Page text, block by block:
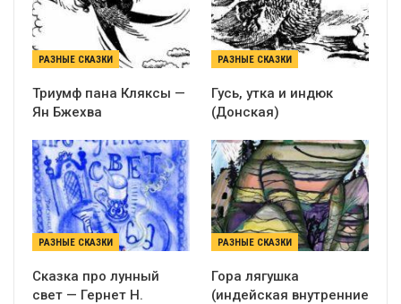
РАЗНЫЕ СКАЗКИ
Триумф пана Кляксы —
Ян Бжехва
РАЗНЫЕ СКАЗКИ
Гусь, утка и индюк
(Донская)
РАЗНЫЕ СКАЗКИ
Сказка про лунный
свет — Гернет Н.
РАЗНЫЕ СКАЗКИ
Гора лягушка
(индейская внутренние